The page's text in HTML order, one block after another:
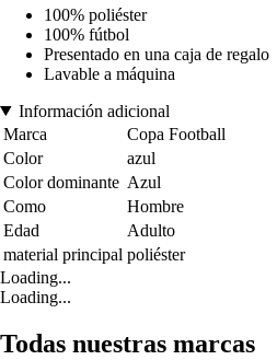
100% poliéster
100% fútbol
Presentado en una caja de regalo
Lavable a máquina
Información adicional
Marca
Copa Football
Color
azul
Color dominante Azul
Como
Hombre
Edad
Adulto
material principal poliéster
Loading...
Loading...
Todas nuestras marcas